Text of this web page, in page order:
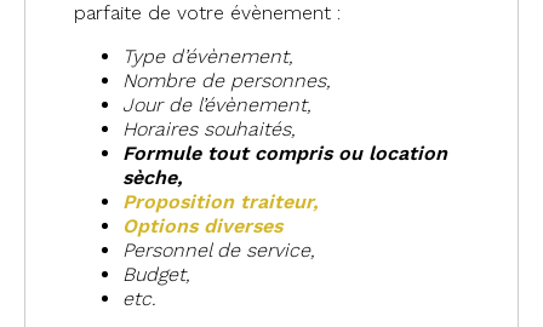
parfaite de votre évènement :
Type d’évènement,
Nombre de personnes,
Jour de l’évènement,
Horaires souhaités,
Formule tout compris ou location
sèche,
Proposition traiteur,
Options diverses
Personnel de service,
Budget,
etc.